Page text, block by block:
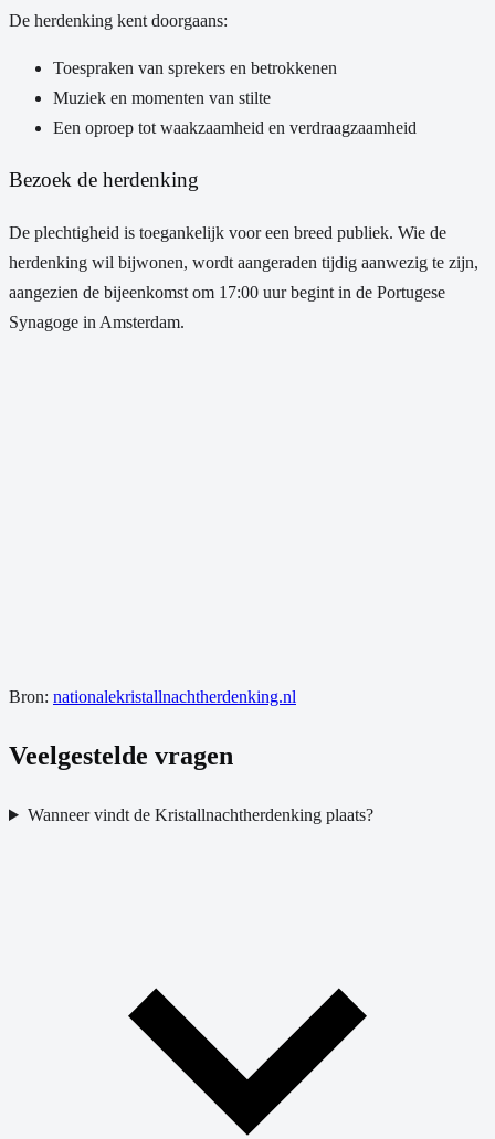
De herdenking kent doorgaans:
Toespraken van sprekers en betrokkenen
Muziek en momenten van stilte
Een oproep tot waakzaamheid en verdraagzaamheid
Bezoek de herdenking
De plechtigheid is toegankelijk voor een breed publiek. Wie de
herdenking wil bijwonen, wordt aangeraden tijdig aanwezig te zijn,
aangezien de bijeenkomst om 17:00 uur begint in de Portugese
Synagoge in Amsterdam.
Bron: nationalekristallnachtherdenking.nl
Veelgestelde vragen
Wanneer vindt de Kristallnachtherdenking plaats?